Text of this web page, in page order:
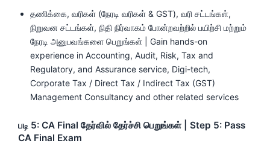
தணிக்கை, வரிகள் (நேரடி வரிகள் & GST), வரி சட்டங்கள்,
நிறுவன சட்டங்கள், நிதி நிர்வாகம் போன்றவற்றில் பயிற்சி மற்றும்
நேரடி அனுபவங்களை பெறுங்கள் | Gain hands-on
experience in Accounting, Audit, Risk, Tax and
Regulatory, and Assurance service, Digi-tech,
Corporate Tax / Direct Tax / Indirect Tax (GST)
Management Consultancy and other related services
படி 5: CA Final தேர்வில் தேர்ச்சி பெறுங்கள் | Step 5: Pass
CA Final Exam